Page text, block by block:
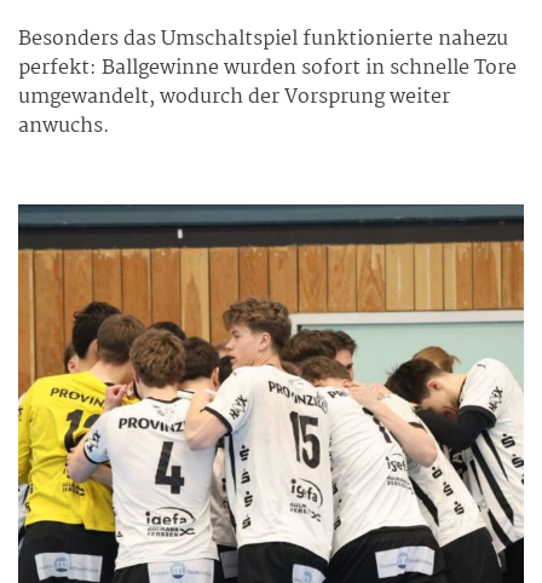
Besonders das Umschaltspiel funktionierte nahezu
perfekt: Ballgewinne wurden sofort in schnelle Tore
umgewandelt, wodurch der Vorsprung weiter
anwuchs.